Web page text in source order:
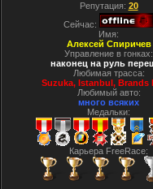
Репутация: 20
Сейчас:
Имя:
Алексей Спиричев
Управление в гонках:
наконец на руль
Любимая трасса:
Suzuka, Istanbul, Вrands
Любимый авто:
много всяких
Медальки:
Карьера FreeRace: